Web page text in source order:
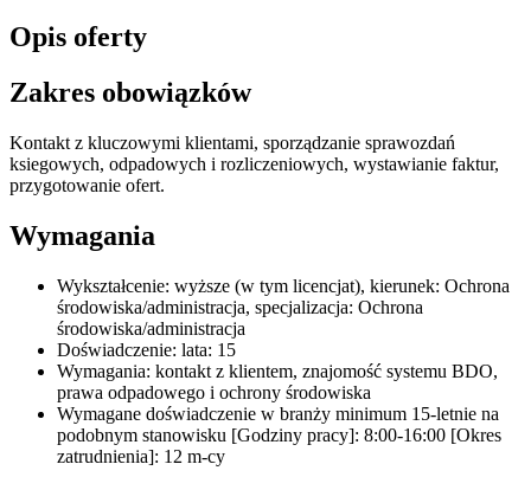
Opis oferty
Zakres obowiązków
Kontakt z kluczowymi klientami, sporządzanie sprawozdań
ksiegowych, odpadowych i rozliczeniowych, wystawianie faktur,
przygotowanie ofert.
Wymagania
Wykształcenie: wyższe (w tym licencjat), kierunek: Ochrona
środowiska/administracja, specjalizacja: Ochrona
środowiska/administracja
Doświadczenie: lata: 15
Wymagania: kontakt z klientem, znajomość systemu BDO,
prawa odpadowego i ochrony środowiska
Wymagane doświadczenie w branży minimum 15-letnie na
podobnym stanowisku [Godziny pracy]: 8:00-16:00 [Okres
zatrudnienia]: 12 m-cy